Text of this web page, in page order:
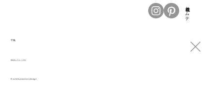
株式会社トムテ
# communication design
Wako Co., Ltd.
千鳥